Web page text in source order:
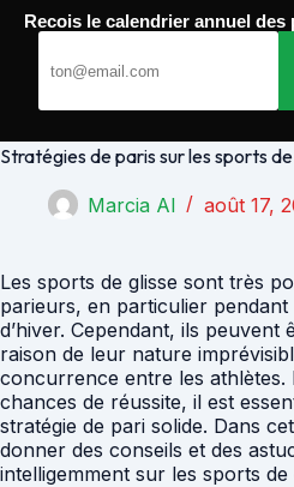
Passer
Stratégies de paris sur les sports
Marcia Al août 17,
Les sports de glisse sont très
parieurs, en particulier pendant
d’hiver. Cependant, ils peuvent
raison de leur nature
concurrence entre les athlètes.
chances de réussite, il est
stratégie de pari solide. Dans
donner des conseils et des
intelligemment sur les sports de
Recois le calendrier annuel